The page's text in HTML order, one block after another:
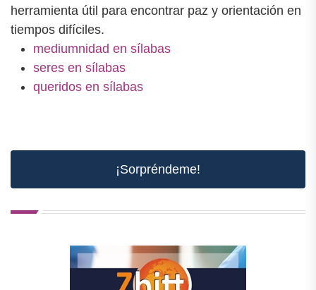
herramienta útil para encontrar paz y orientación en
tiempos difíciles.
mediumnidad en sílabas
seres en sílabas
queridos en sílabas
¡Sorpréndeme!